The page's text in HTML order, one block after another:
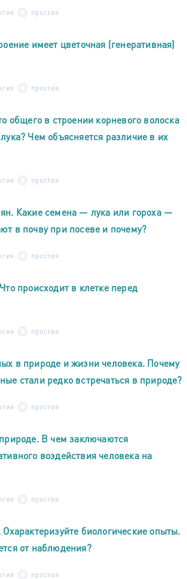
простая
имеет цветочная (генеративная)
простая
общего в строении корневого волоска
Чем объясняется различие в их
простая
Какие семена — лука или гороха —
в почву при посеве и почему?
простая
происходит в клетке перед
простая
в природе и жизни человека. Почему
стали редко встречаться в природе?
простая
В чем заключаются
воздействия человека на
простая
биологические опыты.
от наблюдения?
простая